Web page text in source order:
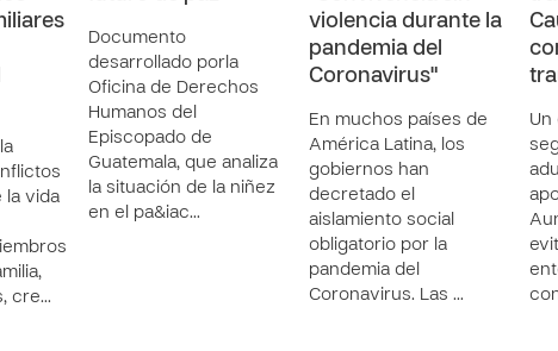
la vida
cre…
Documento
desarrollado porla
Oficina de Derechos
Humanos del
Episcopado de
Guatemala, que analiza
la situación de la niñez
en el pa&iac…
violencia durante la
pandemia del
Coronavirus"
En muchos países de
América Latina, los
gobiernos han
decretado el
aislamiento social
obligatorio por la
pandemia del
Coronavirus. Las …
Un